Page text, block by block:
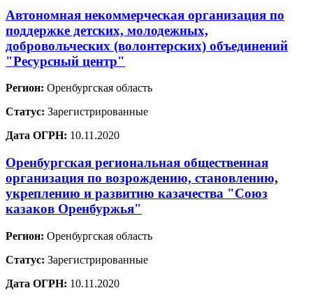
Автономная некоммерческая организация по
поддержке детских, молодежных,
добровольческих (волонтерских) объединений
"Ресурсный центр"
Регион: Оренбургская область
Статус: Зарегистрированные
Дата ОГРН: 10.11.2020
Оренбургская региональная общественная
организация по возрождению, становлению,
укреплению и развитию казачества "Союз
казаков Оренбуржья"
Регион: Оренбургская область
Статус: Зарегистрированные
Дата ОГРН: 10.11.2020